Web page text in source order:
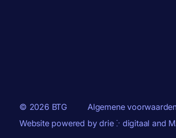
© 2026 BTG Algemene
Website powered bydrie ⴾ digitaal and